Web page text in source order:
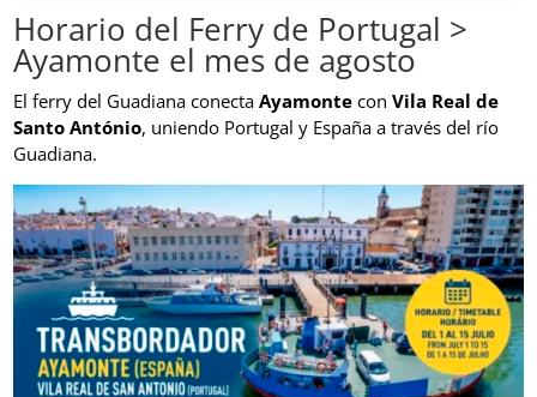
Horario del Ferry de Portugal >
Ayamonte el mes de agosto
El ferry del Guadiana conectaAyamonte conVila Real de
Santo António, uniendo Portugal y España a través del río
Guadiana.